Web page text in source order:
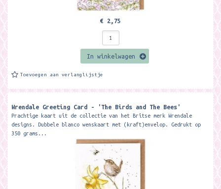
€ 2,75
In winkelwagen
Toevoegen aan verlanglijstje
Wrendale Greeting Card - 'The Birds and The Bees'
Prachtige kaart uit de collectie van het Britse merk Wrendale
designs. Dubbele blanco wenskaart met (kraft)envelop. Gedrukt op
350 grams...